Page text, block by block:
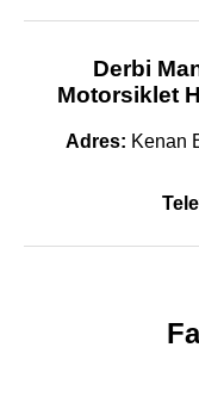
Derbi
Motorsiklet
Adres: Kenan